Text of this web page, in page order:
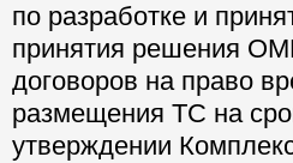
по разработке и
принятия решения
договоров на право
размещения ТС на
утверждении